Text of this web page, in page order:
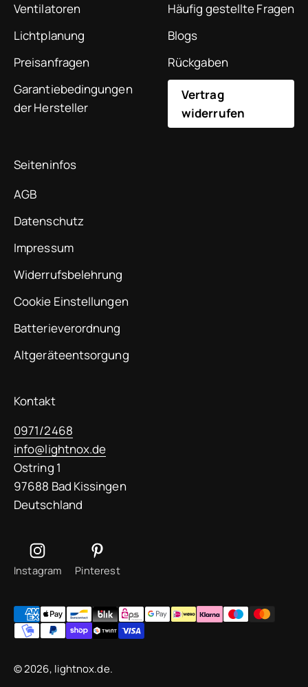
Ventilatoren
Lichtplanung
Preisanfragen
Garantiebedingungen
der Hersteller
Häufig gestellte Fragen
Blogs
Rückgaben
Vertrag
widerrufen
Seiteninfos
AGB
Datenschutz
Impressum
Widerrufsbelehrung
Cookie Einstellungen
Batterieverordnung
Altgeräteentsorgung
Kontakt
0971/2468
info@lightnox.de
Ostring 1
97688 Bad Kissingen
Deutschland
Instagram Pinterest
© 2026, lightnox.de.